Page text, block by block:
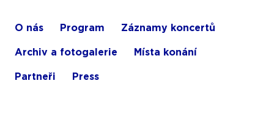
O nás Program Záznamy koncertů
Archiv a fotogalerie Místa konání
Partneři Press